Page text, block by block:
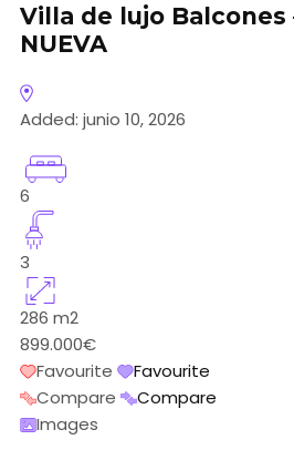
Villa de lujo Balcones
NUEVA
Added: junio 10, 2026
6
3
286 m2
899.000€
Favourite
Favourite
Compare
Compare
Images